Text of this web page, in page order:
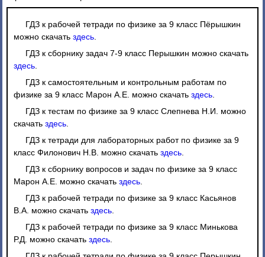
ГДЗ к рабочей тетради по физике за 9 класс Пёрышкин
можно скачать здесь
ГДЗ к сборнику задач 7-9 класс Перышкин можно скачать
здесь
ГДЗ к самостоятельным и контрольным работам по
физике за 9 класс Марон А.Е. можно скачать здесь
ГДЗ к тестам по физике за 9 класс Слепнева Н.И. можно
скачать здесь
ГДЗ к тетради для лабораторных работ по физике за 9
класс Филонович Н.В. можно скачать здесь
ГДЗ к сборнику вопросов и задач по физике за 9 класс
Марон А.Е. можно скачать здесь
ГДЗ к рабочей тетради по физике за 9 класс Касьянов
В.А. можно скачать здесь
ГДЗ к рабочей тетради по физике за 9 класс Минькова
Р.Д. можно скачать здесь